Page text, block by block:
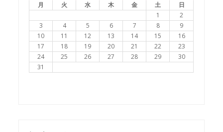
月 火 水 木 金 土
日
1
2
3
4 5 6 7 8
9
10
11 12 13 14 15
16
17
18 19 20 21 22
23
24
25 26 27 28 29
30
31